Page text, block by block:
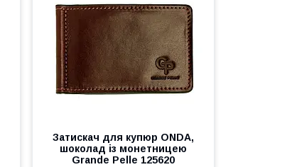
Затискач для купюр ONDA,
шоколад із монетницею
Grande Pelle 125620